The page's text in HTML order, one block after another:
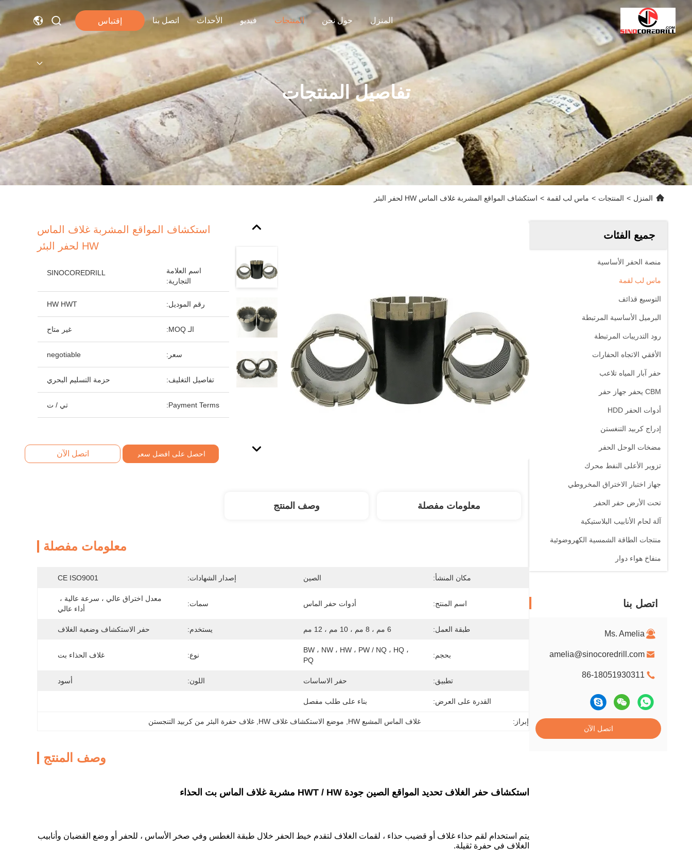
المنزل حول نحن المنتجات فيديو الأحداث اتصل بنا إقتباس
تفاصيل المنتجات
المنزل > المنتجات > ماس لب لقمة > استكشاف المواقع المشربة غلاف الماس HW لحفر البئر
جميع الفئات
منصة الحفر الأساسية
ماس لب لقمة
التوسيع قذائف
البرميل الأساسية المرتبطة
رود التدريبات المرتبطة
الأفقي الاتجاه الحفارات
حفر آبار المياه تلاعب
CBM يحفر جهاز حفر
أدوات الحفر HDD
إدراج كربيد التنغستن
مضخات الوحل الحفر
تزوير الأعلى النفط محرك
جهاز اختبار الاختراق المخروطي
تحت الأرض حفر الحفر
آلة لحام الأنابيب البلاستيكية
منتجات الطاقة الشمسية الكهروضوئية
منفاخ هواء دوار
اتصل بنا
Ms. Amelia
amelia@sinocoredrill.com
86-18051930311
اتصل الآن
استكشاف المواقع المشربة غلاف الماس
HW لحفر البئر
اسم العلامة
التجارية:
SINOCOREDRILL
رقم الموديل: HW HWT
الـ MOQ: غير متاح
سعر: negotiable
تفاصيل التغليف: حزمة التسليم البحري
Payment Terms: تي / ت
احصل على افضل سعر اتصل الآن
معلومات مفصلة وصف المنتج
معلومات مفصلة
مكان المنشأ: الصين إصدار الشهادات: CE ISO9001
اسم المنتج: أدوات حفر الماس سمات:
أداء عالي
طبقة العمل: 6 مم ، 8 مم ، 10 مم ، 12 مم يستخدم: حفر الاستكشاف وضعية الغلاف
بحجم:
BW ، NW ، HW ، PW / NQ ، HQ ،
PQ
نوع: غلاف الحذاء بت
تطبيق: حفر الاساسات اللون: أسود
القدرة على العرض: بناء على طلب مفصل
إبراز: غلاف الماس المشبع HW موضع الاستكشاف غلاف HW , غلاف حفرة البئر من كربيد التنجستن
وصف المنتج
استكشاف حفر الغلاف تحديد المواقع الصين جودة HWT / HW مشربة غلاف الماس بت الحذاء
يتم استخدام لقم حذاء غلاف أو قضيب حذاء ، لقمات الغلاف لتقدم خيط الحفر خلال طبقة الغطس وفي صخر الأساس ، للحفر أو وضع القضبان وأنابيب
الغلاف في حفرة ثقيلة.